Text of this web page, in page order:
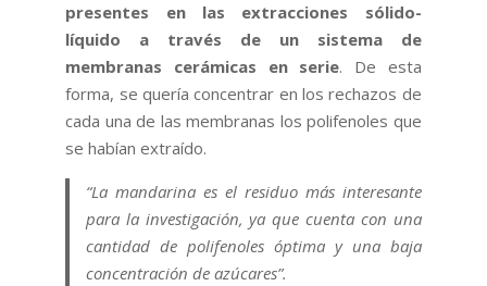
presentes en las extracciones sólido-
líquido a través de un sistema de
membranas cerámicas en serie. De esta
forma, se quería concentrar en los rechazos de
cada una de las membranas los polifenoles que
se habían extraído.
“La mandarina es el residuo más interesante
para la investigación, ya que cuenta con una
cantidad de polifenoles óptima y una baja
concentración de azúcares”.